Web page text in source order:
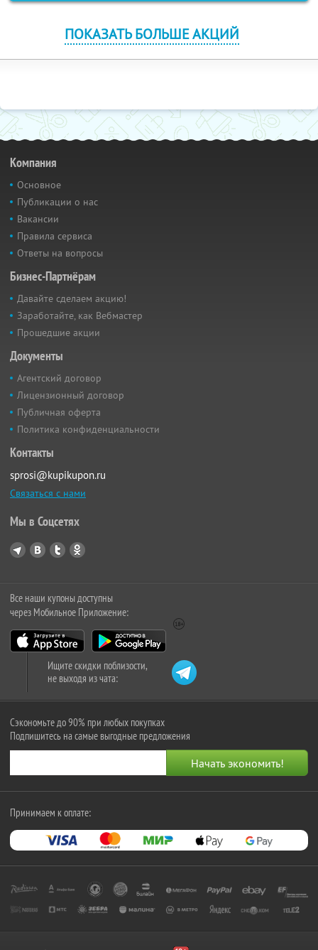
ПОКАЗАТЬ БОЛЬШЕ АКЦИЙ
Компания
Основное
Публикации о нас
Вакансии
Правила сервиса
Ответы на вопросы
Бизнес-Партнёрам
Давайте сделаем акцию!
Заработайте, как Вебмастер
Прошедшие акции
Документы
Агентский договор
Лицензионный договор
Публичная оферта
Политика конфиденциальности
Контакты
sprosi@kupikupon.ru
Связаться с нами
Мы в Соцсетях
Все наши купоны доступны
через Мобильное Приложение:
Ищите скидки поблизости,
не выходя из чата:
Сэкономьте до 90% при любых покупках
Подпишитесь на самые выгодные предложения
Принимаем к оплате: